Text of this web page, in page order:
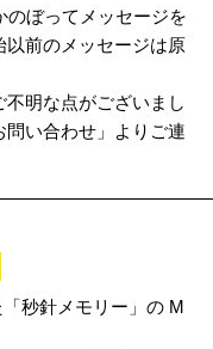
ぼってメッセージを
以前のメッセージは原
明な点がございまし
い合わせ」よりご連
秒針メモリー」の M